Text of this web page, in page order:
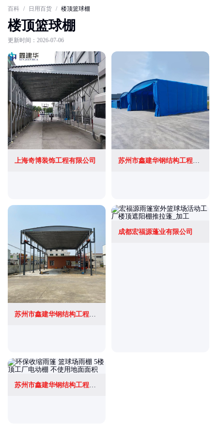
百科 / 日用百货 / 楼顶篮球棚
楼顶篮球棚
更新时间：2026-07-06
上海奇博装饰工程有限公司 苏州市鑫建华钢结构工程有限公司
成都宏福源蓬业有限公司
苏州市鑫建华钢结构工程有限公司